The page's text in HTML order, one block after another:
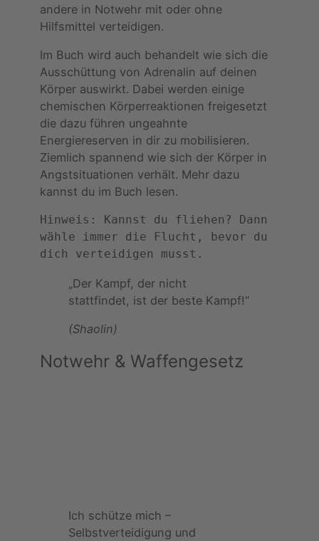
andere in Notwehr mit oder ohne
Hilfsmittel verteidigen.
Im Buch wird auch behandelt wie sich die
Ausschüttung von Adrenalin auf deinen
Körper auswirkt. Dabei werden einige
chemischen Körperreaktionen freigesetzt
die dazu führen ungeahnte
Energiereserven in dir zu mobilisieren.
Ziemlich spannend wie sich der Körper in
Angstsituationen verhält. Mehr dazu
kannst du im Buch lesen.
Hinweis: Kannst du fliehen? Dann
wähle immer die Flucht, bevor du
dich verteidigen musst.
„Der Kampf, der nicht
stattfindet, ist der beste Kampf!“
(Shaolin)
Notwehr & Waffengesetz
Ich schütze mich –
Selbstverteidigung und